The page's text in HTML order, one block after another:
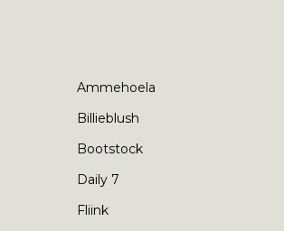
Ammehoela
Billieblush
Bootstock
Daily 7
Fliink